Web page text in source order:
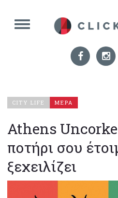
CITY LIFE ΜΕΡΑ
Athens
ποτήρι σου
ξεχειλίζει